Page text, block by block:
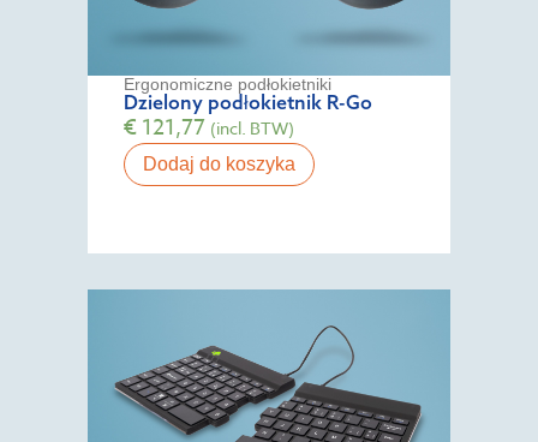
Ergonomiczne podłokietniki
Dzielony podłokietnik R-Go
€121,77 (incl. BTW)
Dodaj do koszyka